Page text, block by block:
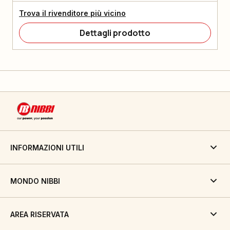
Trova il rivenditore più vicino
Dettagli prodotto
INFORMAZIONI UTILI
MONDO NIBBI
AREA RISERVATA